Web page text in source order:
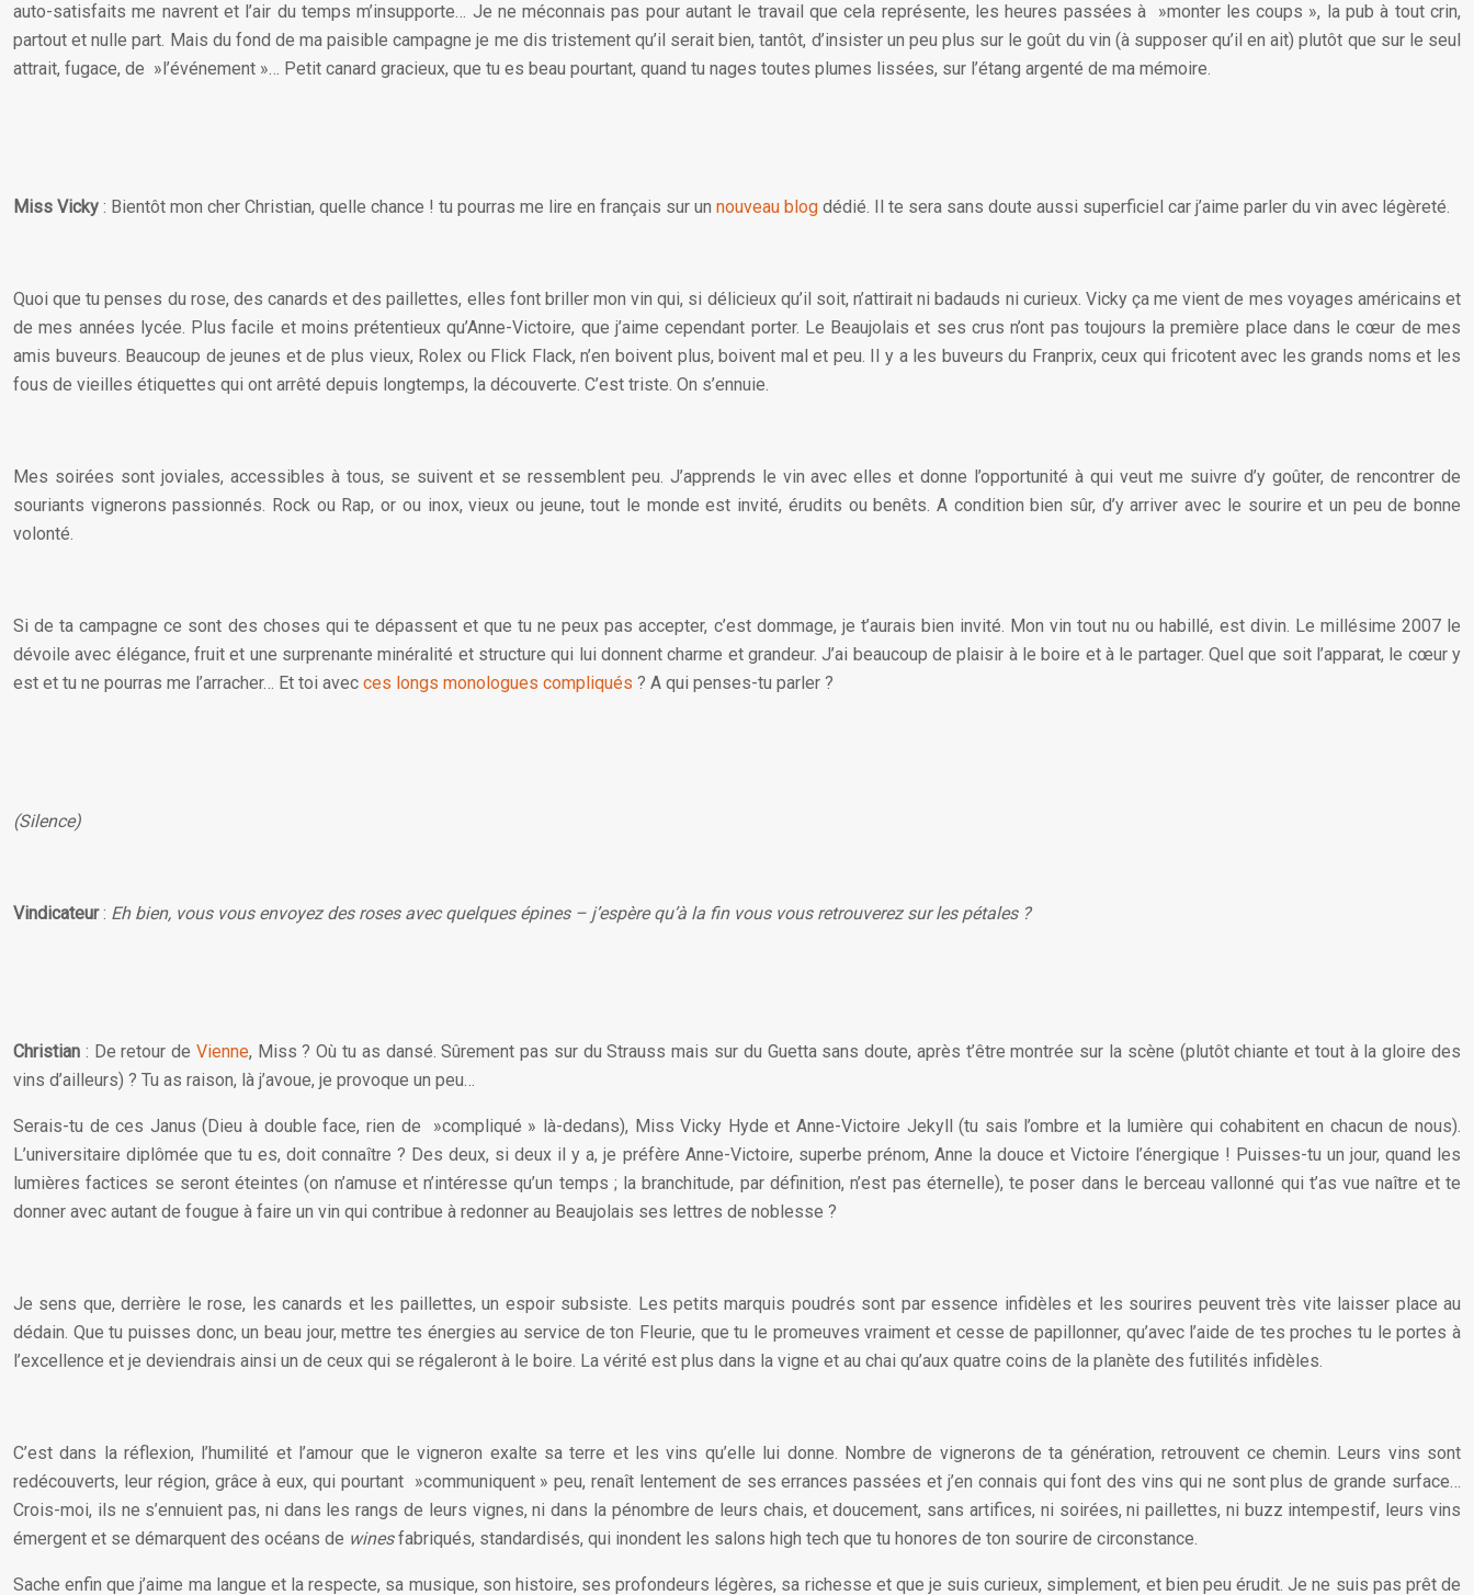
auto-satisfaits me navrent et l’air du temps m’insupporte… Je ne méconnais pas pour autant le travail que cela représente, les heures passées à »monter les coups », la pub à tout crin,
partout et nulle part. Mais du fond de ma paisible campagne je me dis tristement qu’il serait bien, tantôt, d’insister un peu plus sur le goût du vin (à supposer qu’il en ait) plutôt que sur le seul
attrait, fugace, de »l’événement »… Petit canard gracieux, que tu es beau pourtant, quand tu nages toutes plumes lissées, sur l’étang argenté de ma mémoire.
Miss Vicky : Bientôt mon cher Christian, quelle chance ! tu pourras me lire en français sur un nouveau blog dédié. Il te sera sans doute aussi superficiel car j’aime parler du vin avec légèreté.
Quoi que tu penses du rose, des canards et des paillettes, elles font briller mon vin qui, si délicieux qu’il soit, n’attirait ni badauds ni curieux. Vicky ça me vient de mes voyages américains et
de mes années lycée. Plus facile et moins prétentieux qu’Anne-Victoire, que j’aime cependant porter. Le Beaujolais et ses crus n’ont pas toujours la première place dans le cœur de mes
amis buveurs. Beaucoup de jeunes et de plus vieux, Rolex ou Flick Flack, n’en boivent plus, boivent mal et peu. Il y a les buveurs du Franprix, ceux qui fricotent avec les grands noms et les
fous de vieilles étiquettes qui ont arrêté depuis longtemps, la découverte. C’est triste. On s’ennuie.
Mes soirées sont joviales, accessibles à tous, se suivent et se ressemblent peu. J’apprends le vin avec elles et donne l’opportunité à qui veut me suivre d’y goûter, de rencontrer de
souriants vignerons passionnés. Rock ou Rap, or ou inox, vieux ou jeune, tout le monde est invité, érudits ou benêts. A condition bien sûr, d’y arriver avec le sourire et un peu de bonne
volonté.
Si de ta campagne ce sont des choses qui te dépassent et que tu ne peux pas accepter, c’est dommage, je t’aurais bien invité. Mon vin tout nu ou habillé, est divin. Le millésime 2007 le
dévoile avec élégance, fruit et une surprenante minéralité et structure qui lui donnent charme et grandeur. J’ai beaucoup de plaisir à le boire et à le partager. Quel que soit l’apparat, le cœur y
est et tu ne pourras me l’arracher… Et toi avec ces longs monologues compliqués ? A qui penses-tu parler ?
(Silence)
Vindicateur: Eh bien, vous vous envoyez des roses avec quelques épines – j’espère qu’à la fin vous vous retrouverez sur les pétales ?
Christian : De retour de Vienne, Miss ? Où tu as dansé. Sûrement pas sur du Strauss mais sur du Guetta sans doute, après t’être montrée sur la scène (plutôt chiante et tout à la gloire des
vins d’ailleurs) ? Tu as raison, là j’avoue, je provoque un peu…
Serais-tu de ces Janus (Dieu à double face, rien de »compliqué » là-dedans), Miss Vicky Hyde et Anne-Victoire Jekyll (tu sais l’ombre et la lumière qui cohabitent en chacun de nous).
L’universitaire diplômée que tu es, doit connaître ? Des deux, si deux il y a, je préfère Anne-Victoire, superbe prénom, Anne la douce et Victoire l’énergique ! Puisses-tu un jour, quand les
lumières factices se seront éteintes (on n’amuse et n’intéresse qu’un temps ; la branchitude, par définition, n’est pas éternelle), te poser dans le berceau vallonné qui t’as vue naître et te
donner avec autant de fougue à faire un vin qui contribue à redonner au Beaujolais ses lettres de noblesse ?
Je sens que, derrière le rose, les canards et les paillettes, un espoir subsiste. Les petits marquis poudrés sont par essence infidèles et les sourires peuvent très vite laisser place au
dédain. Que tu puisses donc, un beau jour, mettre tes énergies au service de ton Fleurie, que tu le promeuves vraiment et cesse de papillonner, qu’avec l’aide de tes proches tu le portes à
l’excellence et je deviendrais ainsi un de ceux qui se régaleront à le boire. La vérité est plus dans la vigne et au chai qu’aux quatre coins de la planète des futilités infidèles.
C’est dans la réflexion, l’humilité et l’amour que le vigneron exalte sa terre et les vins qu’elle lui donne. Nombre de vignerons de ta génération, retrouvent ce chemin. Leurs vins sont
redécouverts, leur région, grâce à eux, qui pourtant »communiquent » peu, renaît lentement de ses errances passées et j’en connais qui font des vins qui ne sont plus de grande surface…
Crois-moi, ils ne s’ennuient pas, ni dans les rangs de leurs vignes, ni dans la pénombre de leurs chais, et doucement, sans artifices, ni soirées, ni paillettes, ni buzz intempestif, leurs vins
émergent et se démarquent des océans de winesfabriqués, standardisés, qui inondent les salons high tech que tu honores de ton sourire de circonstance.
Sache enfin que j’aime ma langue et la respecte, sa musique, son histoire, ses profondeurs légères, sa richesse et que je suis curieux, simplement, et bien peu érudit. Je ne suis pas prêt de